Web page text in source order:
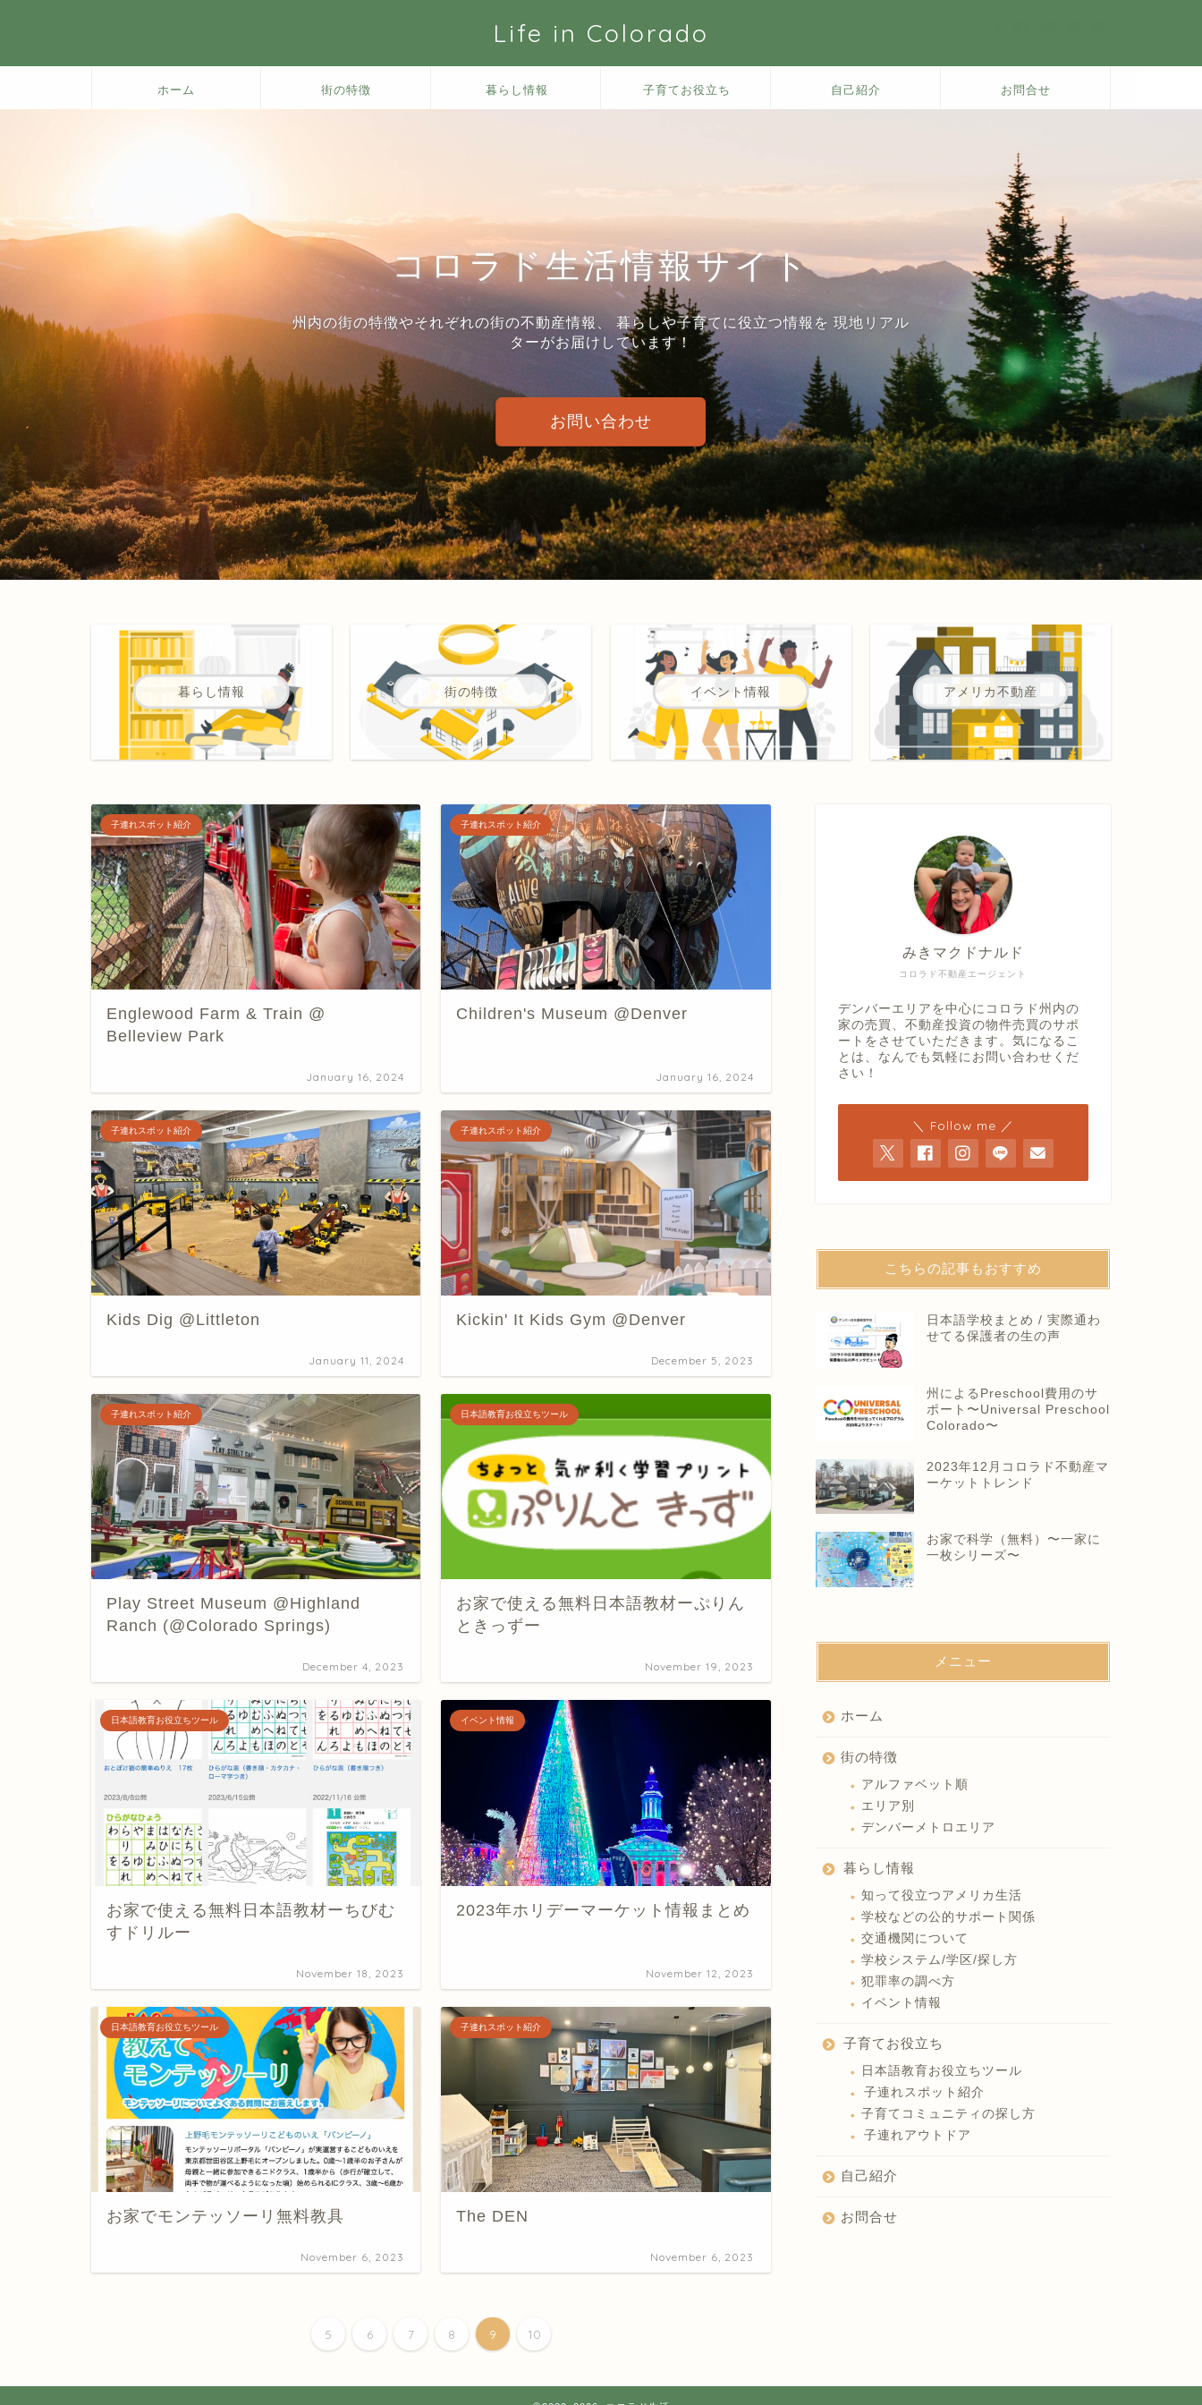
Life in Colorado
ホーム 街の特徴 暮らし情報 子育てお役立ち 自己紹介 お問合せ
コロラド生活情報サイト
州内の街の特徴やそれぞれの街の不動産情報、 暮らしや子育てに役立つ情報を 現地リアル
ターがお届けしています！
お問い合わせ
暮らし情報 街の特徴 イベント情報 アメリカ不動産
子連れスポット紹介
Englewood Farm & Train @
Belleview Park
January 16, 2024
子連れスポット紹介
Children's Museum @Denver
January 16, 2024
子連れスポット紹介
Kids Dig @Littleton
January 11, 2024
子連れスポット紹介
Kickin' It Kids Gym @Denver
December 5, 2023
子連れスポット紹介
Play Street Museum @Highland
Ranch (@Colorado Springs)
December 4, 2023
日本語教育お役立ちツール
お家で使える無料日本語教材ーぷりん
ときっずー
November 19, 2023
日本語教育お役立ちツール
お家で使える無料日本語教材ーちびむ
すドリルー
November 18, 2023
イベント情報
2023年ホリデーマーケット情報まとめ
November 12, 2023
日本語教育お役立ちツール
お家でモンテッソーリ無料教具
November 6, 2023
子連れスポット紹介
The DEN
November 6, 2023
5 6 7 8 9 10
コロラド不動産エージェント
みきマクドナルド
デンバーエリアを中心にコロラド州内の
家の売買、不動産投資の物件売買のサポ
ートをさせていただきます。気になるこ
とは、なんでも気軽にお問い合わせくだ
さい！
＼ Follow me ／
こちらの記事もおすすめ
日本語学校まとめ / 実際通わ
せてる保護者の生の声
州によるPreschool費用のサ
ポート〜Universal Preschool
Colorado〜
2023年12月コロラド不動産マ
ーケットトレンド
お家で科学（無料）〜一家に
一枚シリーズ〜
メニュー
ホーム
街の特徴
アルファベット順
エリア別
デンバーメトロエリア
暮らし情報
知って役立つアメリカ生活
学校などの公的サポート関係
交通機関について
学校システム/学区/探し方
犯罪率の調べ方
イベント情報
子育てお役立ち
日本語教育お役立ちツール
子連れスポット紹介
子育てコミュニティの探し方
子連れアウトドア
自己紹介
お問合せ